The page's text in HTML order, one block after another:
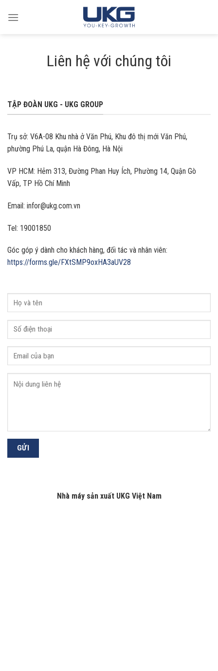
Liên hệ với chúng tôi
TẬP ĐOÀN UKG - UKG GROUP
Trụ sở: V6A-08 Khu nhà ở Văn Phú, Khu đô thị mới Văn Phú,
phường Phú La, quận Hà Đông, Hà Nội
VP HCM: Hẻm 313, Đường Phan Huy Ích, Phường 14, Quận Gò
Vấp, TP Hồ Chí Minh
Email: infor@ukg.com.vn
Tel: 19001850
Góc góp ý dành cho khách hàng, đối tác và nhân viên:
https://forms.gle/FXtSMP9oxHA3aUV28
Nhà máy sản xuất UKG Việt Nam